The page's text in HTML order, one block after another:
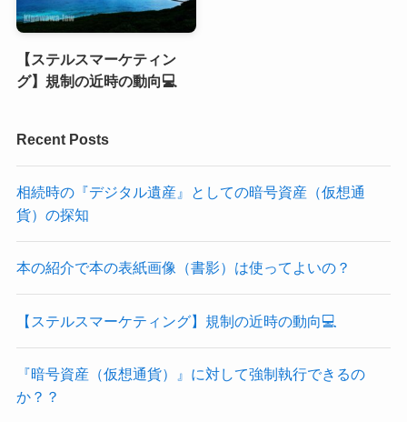
【ステルスマーケティン
グ】規制の近時の動向💻
Recent Posts
相続時の『デジタル遺産』としての暗号資産（仮想通
貨）の探知
本の紹介で本の表紙画像（書影）は使ってよいの？
【ステルスマーケティング】規制の近時の動向💻
『暗号資産（仮想通貨）』に対して強制執行できるの
か？？